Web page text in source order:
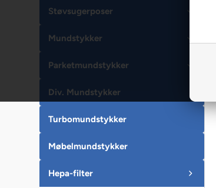
Støvsugerposer
Mundstykker
Parketmundstykker
Div. Mundstykker
Turbomundstykker
Møbelmundstykker
Hepa-filter